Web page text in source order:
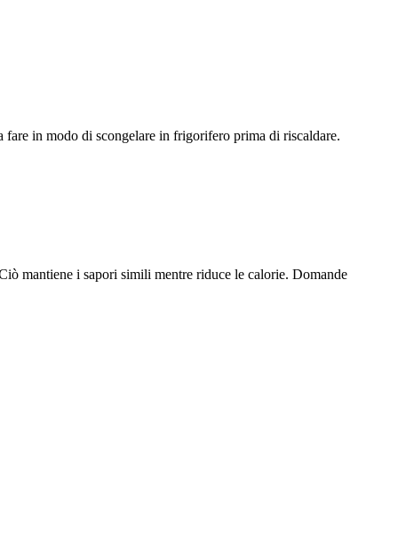
in modo di scongelare in frigorifero prima di riscaldare.
mantiene i sapori simili mentre riduce le calorie. Domande